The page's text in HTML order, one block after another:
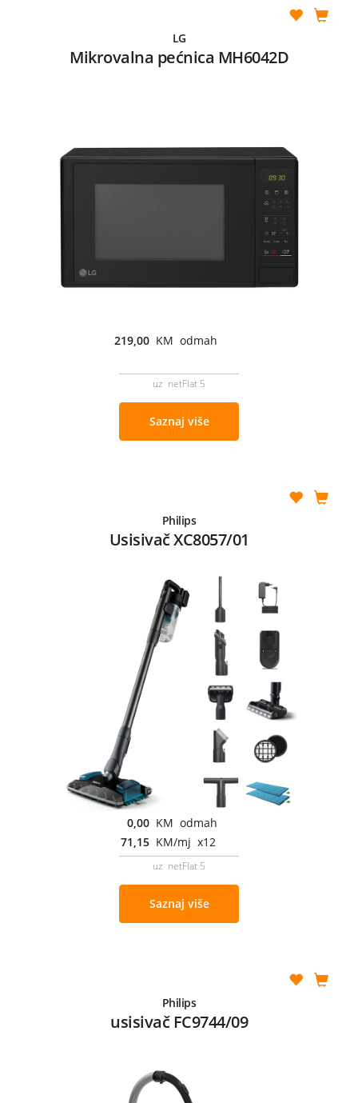
LG
Mikrovalna pećnica MH6042D
219,00 KM odmah
uz netFlat 5
Saznaj više
Philips
Usisivač XC8057/01
0,00 KM odmah
71,15 KM/mj x12
uz netFlat 5
Saznaj više
Philips
usisivač FC9744/09